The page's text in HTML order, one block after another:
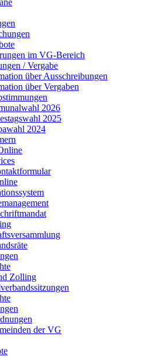
im VG-Bereich
/ Vergabe
über Ausschreibungen
über Vergaben
2026
2025
2024
Zolling
der VG